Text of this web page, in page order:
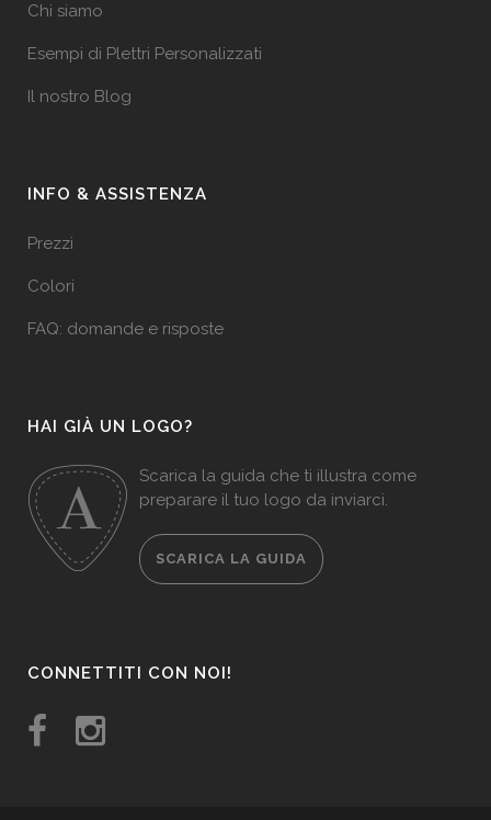
Chi siamo
Esempi di Plettri Personalizzati
Il nostro Blog
INFO & ASSISTENZA
Prezzi
Colori
FAQ: domande e risposte
HAI GIÀ UN LOGO?
Scarica la guida che ti illustra come
preparare il tuo logo da inviarci.
SCARICA LA GUIDA
CONNETTITI CON NOI!